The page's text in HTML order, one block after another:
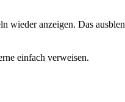
wieder anzeigen. Das
einfach verweisen.